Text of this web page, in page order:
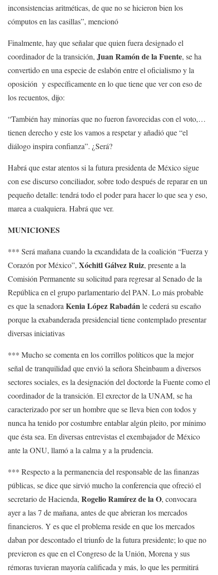
inconsistencias aritméticas, de que no se hicieron bien los
cómputos en las casillas”, mencionó
Finalmente, hay que señalar que quien fuera designado el
coordinador de la transición, Juan Ramón de la Fuente, se ha
convertido en una especie de eslabón entre el oficialismo y la
oposición y específicamente en lo que tiene que ver con eso de
los recuentos, dijo:
“También hay minorías que no fueron favorecidas con el voto,…
tienen derecho y este los vamos a respetar y añadió que “el
diálogo inspira confianza”. ¿Será?
Habrá que estar atentos si la futura presidenta de México sigue
con ese discurso conciliador, sobre todo después de reparar en un
pequeño detalle: tendrá todo el poder para hacer lo que sea y eso,
marea a cualquiera. Habrá que ver.
MUNICIONES
*** Será mañana cuando la excandidata de la coalición “Fuerza y
Corazón por México”, Xóchitl Gálvez Ruiz, presente a la
Comisión Permanente su solicitud para regresar al Senado de la
República en el grupo parlamentario del PAN. Lo más probable
es que la senadora Kenia López Rabadánle cederá su escaño
porque la exabanderada presidencial tiene contemplado presentar
diversas iniciativas
*** Mucho se comenta en los corrillos políticos que la mejor
señal de tranquilidad que envió la señora Sheinbaum a diversos
sectores sociales, es la designación del doctorde la Fuente como el
coordinador de la transición. El exrector de la UNAM, se ha
caracterizado por ser un hombre que se lleva bien con todos y
nunca ha tenido por costumbre entablar algún pleito, por mínimo
que ésta sea. En diversas entrevistas el exembajador de México
ante la ONU, llamó a la calma y a la prudencia.
*** Respecto a la permanencia del responsable de las finanzas
públicas, se dice que sirvió mucho la conferencia que ofreció el
secretario de Hacienda, Rogelio Ramírez de la O, convocara
ayer a las 7 de mañana, antes de que abrieran los mercados
financieros. Y es que el problema reside en que los mercados
daban por descontado el triunfo de la futura presidente; lo que no
previeron es que en el Congreso de la Unión, Morena y sus
rémoras tuvieran mayoría calificada y más, lo que les permitirá